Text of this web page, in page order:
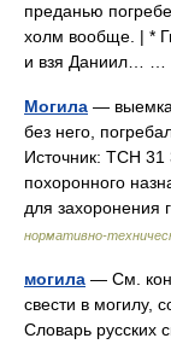
преданью
холм вообще. | *
и взя Даниил… …
Могила — выемка
без него,
Источник: ТСН 31
похоронного
для
нормативно-
могила — См.
свести в могилу,
Словарь русских